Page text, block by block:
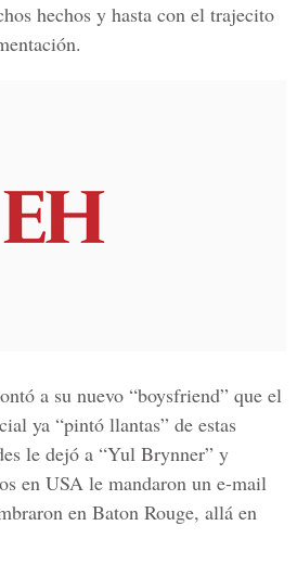
hechos y hasta con el trajecito
a su nuevo “boysfriend” que el
ya “pintó llantas” de estas
le dejó a “Yul Brynner” y
en USA le mandaron un e-mail
en Baton Rouge, allá en